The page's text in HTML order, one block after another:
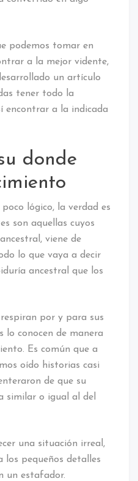
podemos tomar en
a la mejor vidente,
un artículo
tener todo la
encontrar a la indicada
donde
lógico, la verdad es
son aquellas cuyos
viene de
lo que vaya a decir
ancestral que los
por y para sus
lo conocen de manera
Es común que a
oído historias casi
de que su
similar o igual al del
una situación irreal,
los pequeños detalles
un estafador.